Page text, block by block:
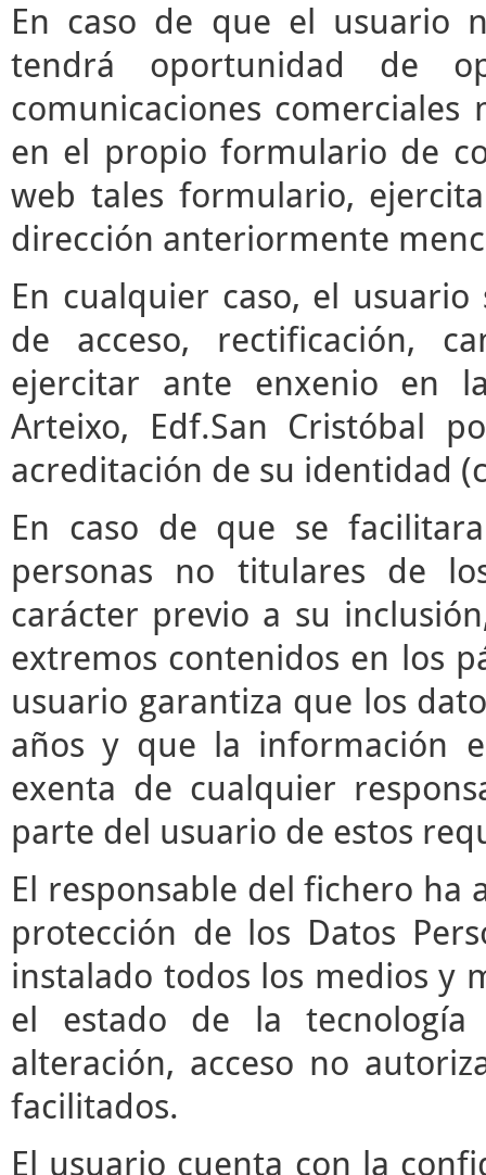
En caso de que el usuario
tendrá oportunidad de
comunicaciones
en el propio formulario de
web tales formulario,
dirección anteriormente
En cualquier caso, el
de acceso, rectificación,
ejercitar ante enxenio en
Arteixo, Edf.San Cristóbal
acreditación de su identidad
En caso de que se
personas no titulares de
carácter previo a su
extremos contenidos en los
usuario garantiza que los
años y que la información
exenta de cualquier
parte del usuario de estos
El responsable del fichero ha
protección de los Datos
instalado todos los medios y
el estado de la
alteración, acceso no
facilitados.
El usuario cuenta con la